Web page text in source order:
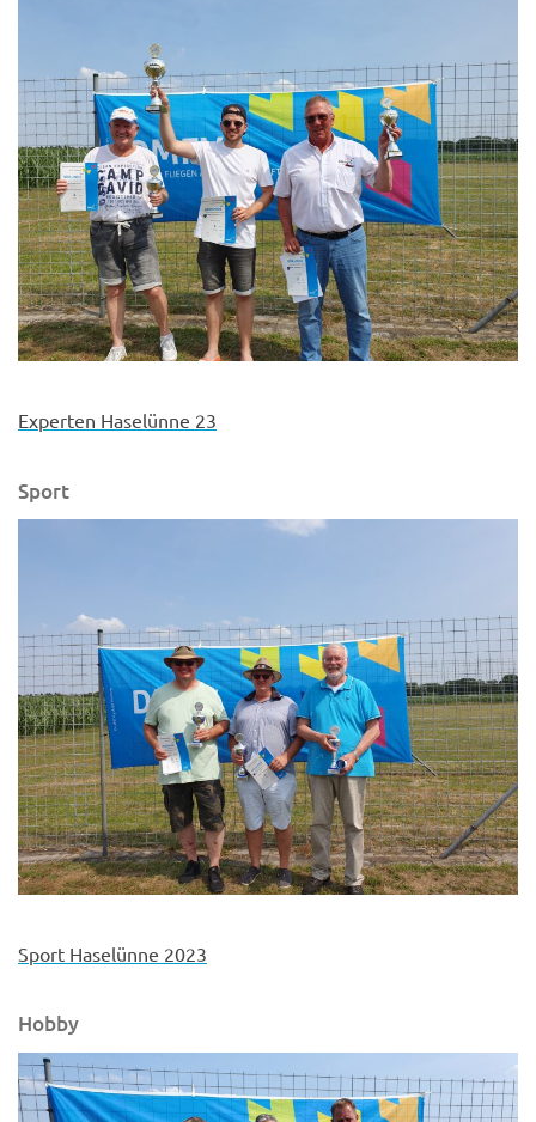
Experten Haselünne 23
Sport
Sport Haselünne 2023
Hobby